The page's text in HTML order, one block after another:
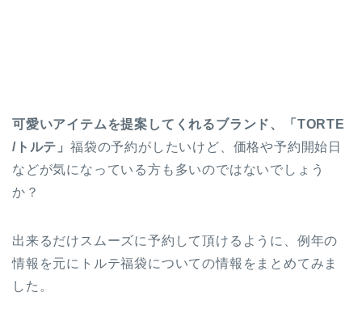
可愛いアイテムを提案してくれるブランド、「TORTE
/トルテ」 福袋の予約がしたいけど、価格や予約開始日
などが気になっている方も多いのではないでしょう
か？
出来るだけスムーズに予約して頂けるように、例年の
情報を元にトルテ福袋についての情報をまとめてみま
した。